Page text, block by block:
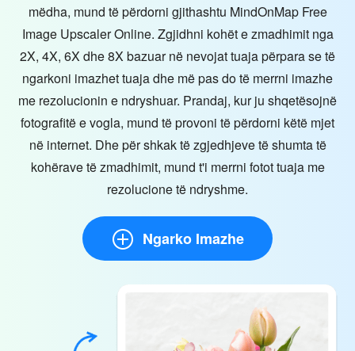
mëdha, mund të përdorni gjithashtu MindOnMap Free
Image Upscaler Online. Zgjidhni kohët e zmadhimit nga
2X, 4X, 6X dhe 8X bazuar në nevojat tuaja përpara se të
ngarkoni imazhet tuaja dhe më pas do të merrni imazhe
me rezolucionin e ndryshuar. Prandaj, kur ju shqetësojnë
fotografitë e vogla, mund të provoni të përdorni këtë mjet
në internet. Dhe për shkak të zgjedhjeve të shumta të
kohërave të zmadhimit, mund t'i merrni fotot tuaja me
rezolucione të ndryshme.
Ngarko Imazhe